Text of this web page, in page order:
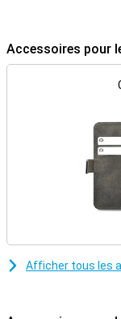
presque partout et la
smartphone
Le Doro 2880 4G
pouces. En outre,
Cela vous permet de
La station de
Vous pouvez
d'accueil pour le
emplacement
Accessoires pour
Afficher tous les